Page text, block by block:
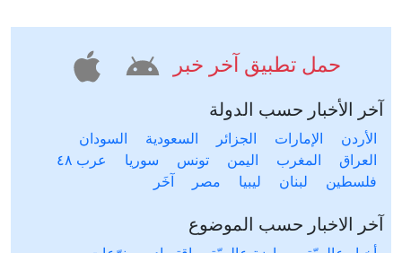
حمل تطبيق آخر خبر
آخر الأخبار حسب الدولة
الأردن الإمارات الجزائر السعودية
السودان
العراق
المغرب اليمن تونس سوريا
عرب ٤٨
فلسطين
لبنان ليبيا مصر آخَر
آخر الاخبار حسب الموضوع